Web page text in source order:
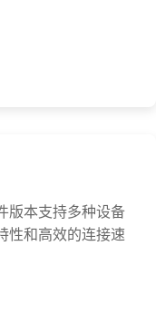
版本支持多种设备
性和高效的连接速